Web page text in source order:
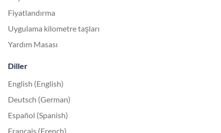
Fiyatlandırma
Uygulama kilometre taşları
Yardım Masası
Diller
English (English)
Deutsch (German)
Español (Spanish)
Français (French)